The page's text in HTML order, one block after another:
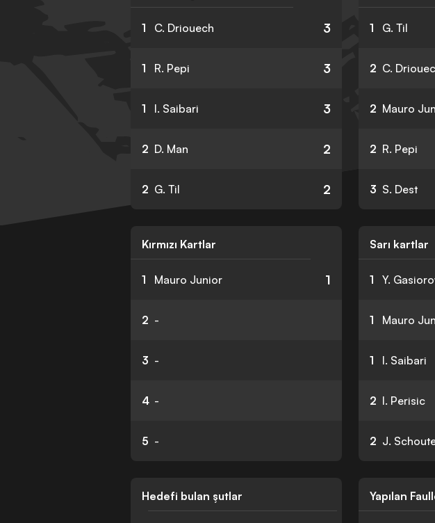
1 C. Driouech 3
1 R. Pepi 3
1 I. Saibari 3
2 D. Man 2
2 G. Til 2
1 G. Til
2 C.
2 Mauro
2 R. Pepi
3 S. Dest
Kırmızı Kartlar
1 Mauro Junior 1
2 -
3 -
4 -
5 -
Sarı kartlar
1 Y.
1 Mauro
1 I. Saibari
2 I. Perisic
2 J.
Hedefi bulan şutlar Yapılan